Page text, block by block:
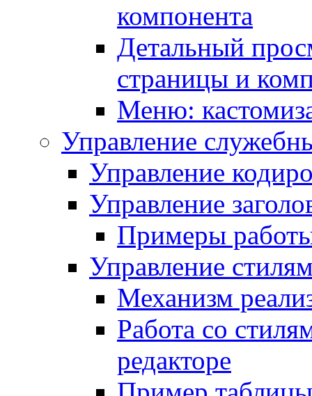
компонента
Детальный
страницы и
Меню:
Управление
Управление
Управление
Примеры
Управление
Механизм
Работа со
редакторе